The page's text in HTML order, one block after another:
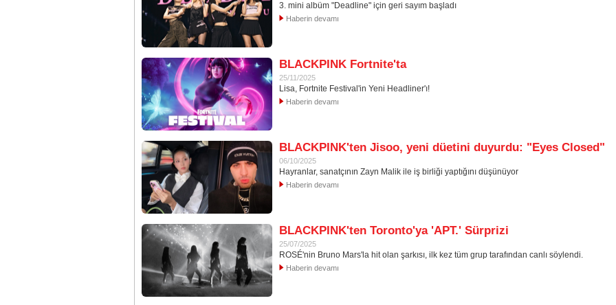
3. mini albüm "Deadline" için geri sayım başladı
Haberin devamı
BLACKPINK Fortnite'ta
25/11/2025
Lisa, Fortnite Festival'in Yeni Headliner'ı!
Haberin devamı
BLACKPINK'ten Jisoo, yeni düetini duyurdu: "Eyes Closed"
06/10/2025
Hayranlar, sanatçının Zayn Malik ile iş birliği yaptığını düşünüyor
Haberin devamı
BLACKPINK'ten Toronto'ya 'APT.' Sürprizi
25/07/2025
ROSÉ'nin Bruno Mars'la hit olan şarkısı, ilk kez tüm grup tarafından canlı söylendi.
Haberin devamı